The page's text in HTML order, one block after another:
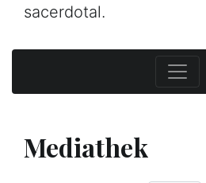
sacerdotal.
Mediathek